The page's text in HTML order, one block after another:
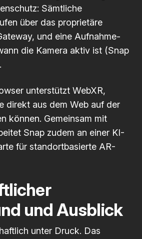
Sämtliche
über das proprietäre
und eine Aufnahme-
die Kamera aktiv ist (Snap
.
unterstützt WebXR,
direkt aus dem Web auf der
können. Gemeinsam mit
Snap zudem an einer KI-
für standortbasierte AR-
und Ausblick
unter Druck. Das